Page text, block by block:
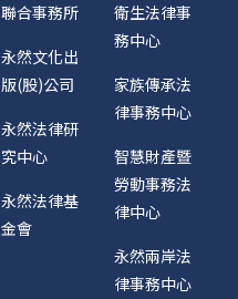
聯合事務所
永然文化出
版(股)公司
永然法律研
究中心
永然法律基
金會
衛生法律事
務中心
家族傳承法
律事務中心
智慧財產暨
勞動事務法
律中心
永然兩岸法
律事務中心